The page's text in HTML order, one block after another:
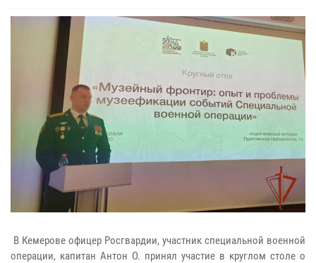
В Кемерове офицер Росгвардии, участник специальной военной
операции, капитан Антон О. принял участие в круглом столе о